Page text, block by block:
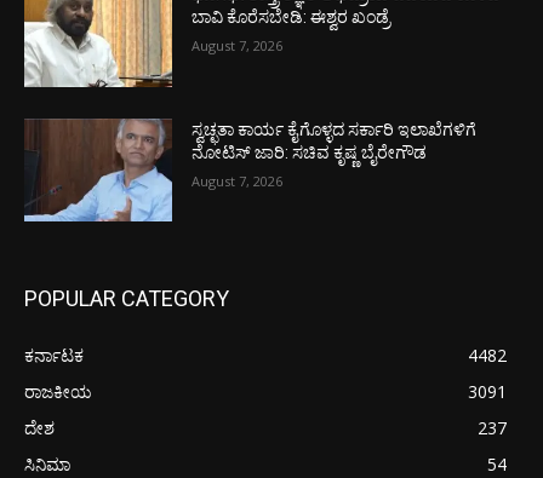
ಬಾವಿ ಕೊರೆಸಬೇಡಿ: ಈಶ್ವರ ಖಂಡ್ರೆ
August 7, 2026
ಸ್ವಚ್ಛತಾ ಕಾರ್ಯ ಕೈಗೊಳ್ಳದ ಸರ್ಕಾರಿ ಇಲಾಖೆಗಳಿಗೆ
ನೋಟಿಸ್ ಜಾರಿ: ಸಚಿವ ಕೃಷ್ಣ ಬೈರೇಗೌಡ
August 7, 2026
POPULAR CATEGORY
ಕರ್ನಾಟಕ
4482
ರಾಜಕೀಯ
3091
ದೇಶ
237
ಸಿನಿಮಾ
54